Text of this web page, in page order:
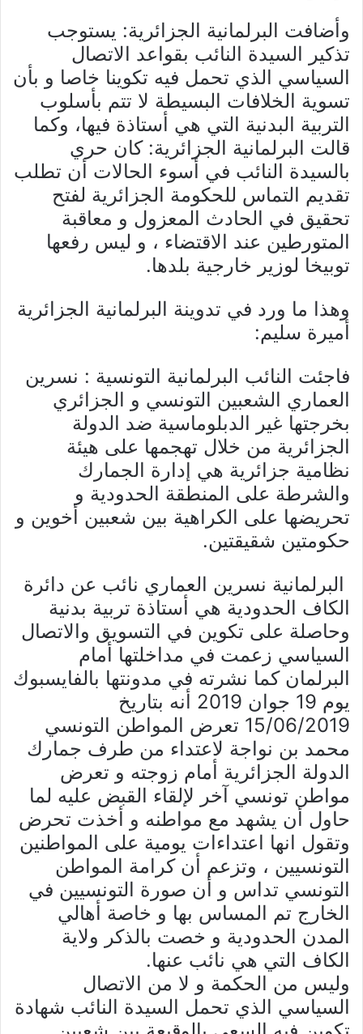
وأضافت البرلمانية الجزائرية: يستوجب
تذكير السيدة النائب بقواعد الاتصال
السياسي الذي تحمل فيه تكوينا خاصا و بأن
تسوية الخلافات البسيطة لا تتم بأسلوب
التربية البدنية التي هي أستاذة فيها، وكما
قالت البرلمانية الجزائرية: كان حري
بالسيدة النائب في أسوء الحالات أن تطلب
تقديم التماس للحكومة الجزائرية لفتح
تحقيق في الحادث المعزول و معاقبة
المتورطين عند الاقتضاء ، و ليس رفعها
توبيخا لوزير خارجية بلدها.
وهذا ما ورد في تدوينة البرلمانية الجزائرية
أميرة سليم:
‎فاجئت النائب البرلمانية التونسية : نسرين
العماري الشعبين التونسي و الجزائري
بخرجتها غير الدبلوماسية ضد الدولة
الجزائرية من خلال تهجمها على هيئة
نظامية جزائرية هي إدارة الجمارك
والشرطة على المنطقة الحدودية و
تحريضها على الكراهية بين شعبين أخوين و
حكومتين شقيقتين.
‎ البرلمانية نسرين العماري نائب عن دائرة
الكاف الحدودية هي أستاذة تربية بدنية
وحاصلة على تكوين في التسويق والاتصال
السياسي زعمت في مداخلتها أمام
البرلمان كما نشرته في مدونتها بالفايسبوك
يوم 19 جوان 2019 أنه بتاريخ
15/06/2019 تعرض المواطن التونسي
محمد بن نواجة لاعتداء من طرف جمارك
الدولة الجزائرية أمام زوجته و تعرض
مواطن تونسي آخر لإلقاء القبض عليه لما
حاول أن يشهد مع مواطنه و أخذت تحرض
وتقول انها اعتداءات يومية على المواطنين
التونسيين ، وتزعم أن كرامة المواطن
التونسي تداس و أن صورة التونسيين في
الخارج تم المساس بها و خاصة أهالي
المدن الحدودية و خصت بالذكر ولاية
الكاف التي هي نائب عنها.
‎وليس من الحكمة و لا من الاتصال
السياسي الذي تحمل السيدة النائب شهادة